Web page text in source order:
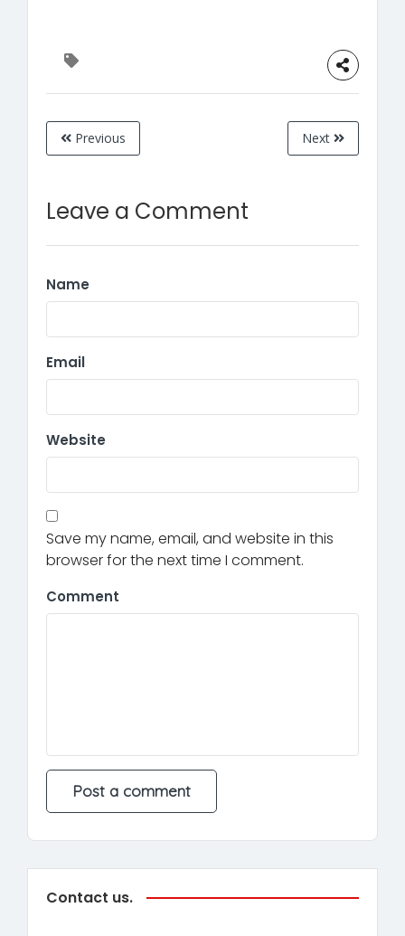
Previous Next
Leave a Comment
Name
Email
Website
Save my name, email, and website in this
browser for the next time I comment.
Comment
Contact us.